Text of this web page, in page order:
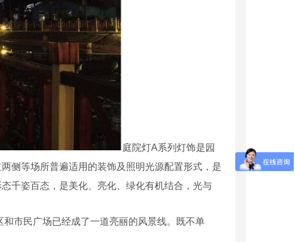
庭院灯A系列灯饰是园
侧等场所普遍适用的装饰及照明光源配置形式，是
千姿百态，是美化、亮化、绿化有机结合，光与
和市民广场已经成了一道亮丽的风景线。既不单